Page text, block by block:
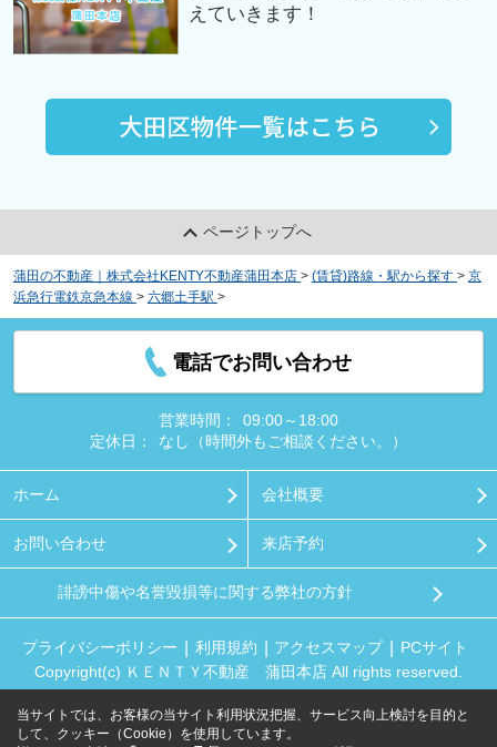
えていきます！
ページトップへ
蒲田の不動産｜株式会社KENTY不動産蒲田本店 > (賃貸)路線・駅から探す > 京
浜急行電鉄京急本線 > 六郷土手駅 >
電話でお問い合わせ
営業時間：
09:00～18:00
定休日：
なし（時間外もご相談ください。）
ホーム 会社概要
お問い合わせ 来店予約
誹謗中傷や名誉毀損等に関する弊社の方針
プライバシーポリシー 利用規約 アクセスマップ
PCサイト
Copyright(c) ＫＥＮＴＹ不動産 蒲田本店 All rights reserved.
当サイトでは、お客様の当サイト利用状況把握、サービス向上検討を目的と
して、クッキー（Cookie）を使用しています。